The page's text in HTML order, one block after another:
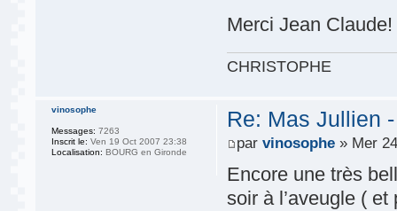
Merci Jean Claude!
CHRISTOPHE
Re: Mas Jullien
parvinosophe » Mer
Encore une très
soir à l’aveugle (
vinosophe
Messages: 7263
Inscrit le: Ven 19 Oct 2007 23:38
Localisation: BOURG en Gironde